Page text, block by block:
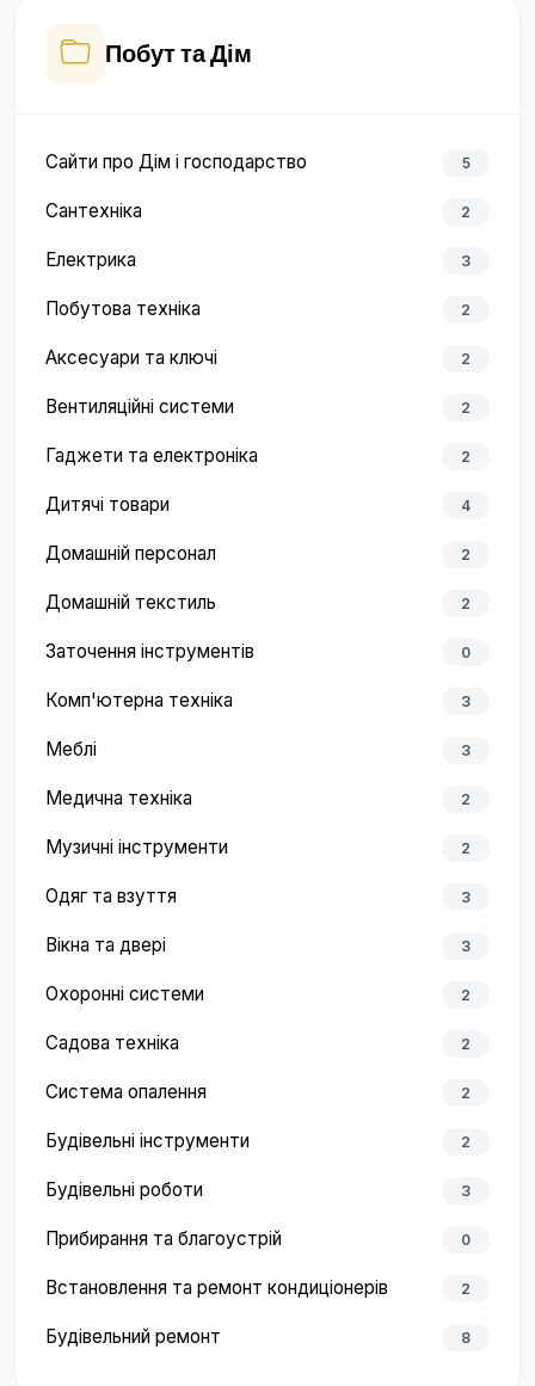
Побут та Дім
Сайти про Дім і господарство 5
Сантехніка 2
Електрика 3
Побутова техніка 2
Аксесуари та ключі 2
Вентиляційні системи 2
Гаджети та електроніка 2
Дитячі товари 4
Домашній персонал 2
Домашній текстиль 2
Заточення інструментів 0
Комп'ютерна техніка 3
Меблі 3
Медична техніка 2
Музичні інструменти 2
Одяг та взуття 3
Вікна та двері 3
Охоронні системи 2
Садова техніка 2
Система опалення 2
Будівельні інструменти 2
Будівельні роботи 3
Прибирання та благоустрій 0
Встановлення та ремонт кондиціонерів 2
Будівельний ремонт 8